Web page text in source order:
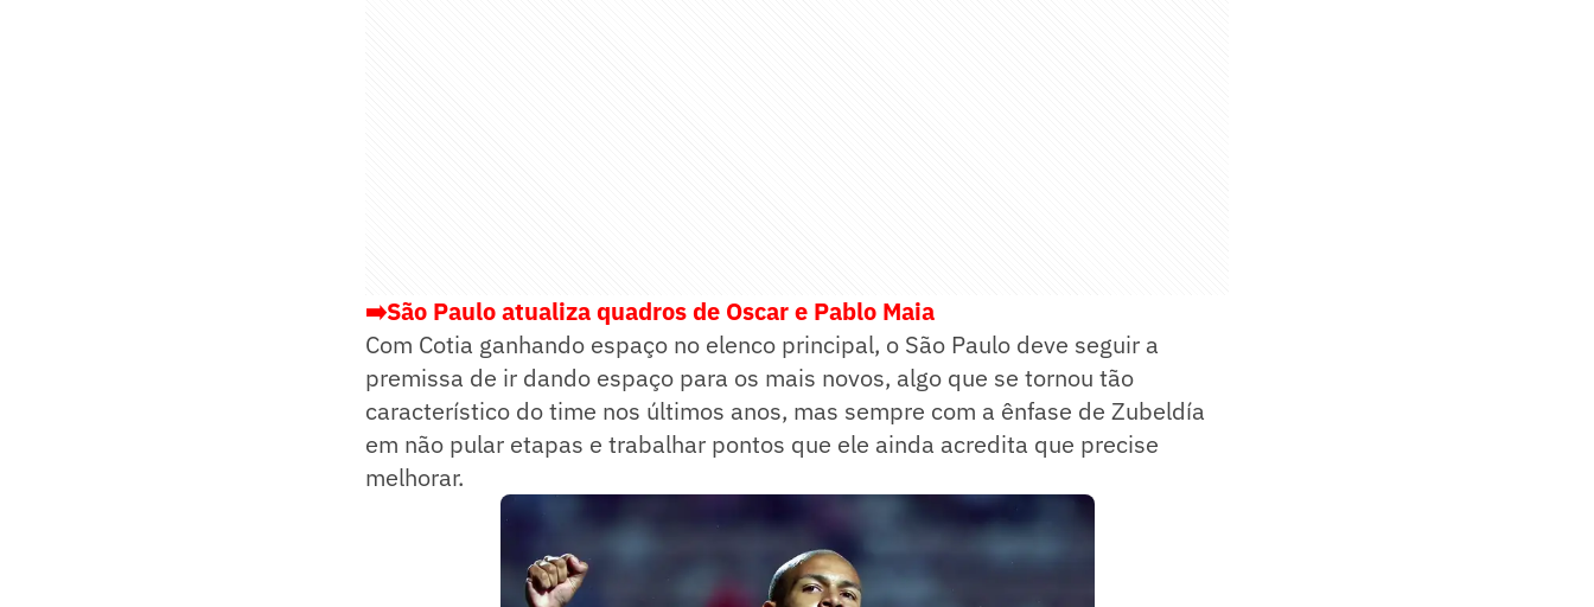
➡️São Paulo atualiza quadros de Oscar e Pablo Maia
Com Cotia ganhando espaço no elenco principal, o São Paulo deve seguir a
premissa de ir dando espaço para os mais novos, algo que se tornou tão
característico do time nos últimos anos, mas sempre com a ênfase de Zubeldía
em não pular etapas e trabalhar pontos que ele ainda acredita que precise
melhorar.